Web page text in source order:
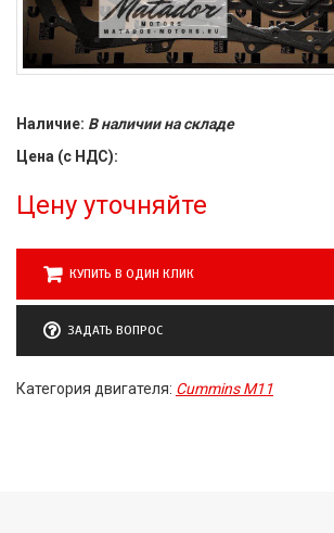
Наличие: В наличии на складе
Цена (с НДС):
Цену уточняйте
КУПИТЬ В ОДИН КЛИК
ЗАДАТЬ ВОПРОС
Категория двигателя: Cummins M11